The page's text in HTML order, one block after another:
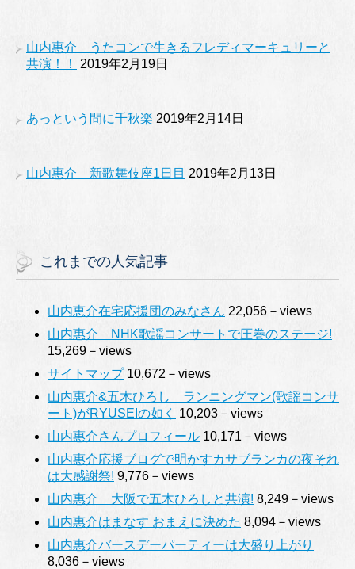
山内惠介 うたコンで生きるフレディマーキュリーと
共演！！
2019年2月19日
あっという間に千秋楽 2019年2月14日
山内惠介 新歌舞伎座1日目 2019年2月13日
これまでの人気記事
山内恵介在宅応援団のみなさん 22,056－views
山内惠介 NHK歌謡コンサートで圧巻のステージ!
15,269－views
サイトマップ10,672－views
山内惠介&五木ひろし ランニングマン(歌謡コンサ
ート)がRYUSEIの如く
10,203－views
山内惠介さんプロフィール 10,171－views
山内惠介応援ブログで明かすカサブランカの夜それ
は大感謝祭! 9,776－views
山内惠介 大阪で五木ひろしと共演! 8,249－views
山内惠介はまなす おまえに決めた 8,094－views
山内惠介バースデーパーティーは大盛り上がり
8,036－views